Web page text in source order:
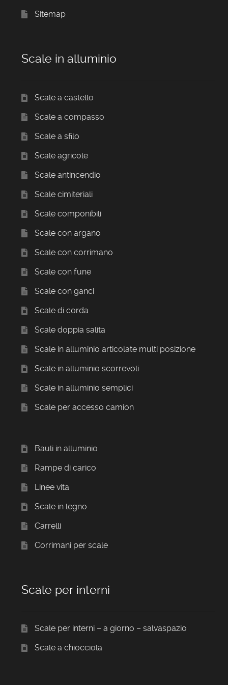
Sitemap
Scale in alluminio
Scale a castello
Scale a compasso
Scale a sfilo
Scale agricole
Scale antincendio
Scale cimiteriali
Scale componibili
Scale con argano
Scale con corrimano
Scale con fune
Scale con ganci
Scale di corda
Scale doppia salita
Scale in alluminio articolate multi posizione
Scale in alluminio scorrevoli
Scale in alluminio semplici
Scale per accesso camion
Bauli in alluminio
Rampe di carico
Linee vita
Scale in legno
Carrelli
Corrimani per scale
Scale per interni
Scale per interni – a giorno – salvaspazio
Scale a chiocciola